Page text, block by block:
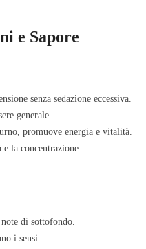
e Sapore
senza sedazione eccessiva.
generale.
promuove energia e vitalità.
la concentrazione.
di sottofondo.
i sensi.